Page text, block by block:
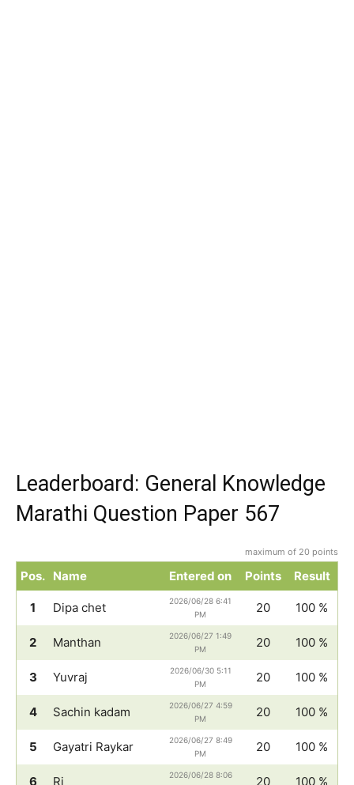
Leaderboard: General Knowledge
Marathi Question Paper 567
maximum of 20 points
Pos. Name Entered on Points Result
1 Dipa chet
2026/06/28 6:41
PM
20 100 %
2 Manthan
2026/06/27 1:49
PM
20 100 %
3 Yuvraj
2026/06/30 5:11
PM
20 100 %
4 Sachin kadam
2026/06/27 4:59
PM
20 100 %
5 Gayatri Raykar
2026/06/27 8:49
PM
20 100 %
6 Rj
2026/06/28 8:06
20 100 %